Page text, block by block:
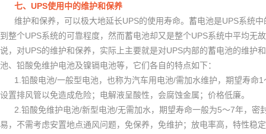
七、 UPS使用中的维护和保养
维护和保养，可以极大地延长UPS的使用寿命。蓄电池是UPS系统中
到整个UPS系统的可靠程度，然而蓄电池却又是整个UPS系统中平均无
说，对UPS的维护和保养，实际上主要就是对UPS内部的蓄电池的维护
池、铅酸免维护电池及镍镉电池等，它们各自的特点如下：
1. 铅酸电池/一般型电池，也称为汽车用电池/需加水维护，期望寿命1
设置排风管以免造成危险；电解液呈酸性，会腐蚀金属；价格低廉。
2. 铅酸免维护电池/新型电池/无需加水，期望寿命一般为5～7年，密
易，不需考虑安置地点通风问题，免保养，免维护；放电率高，特性稳